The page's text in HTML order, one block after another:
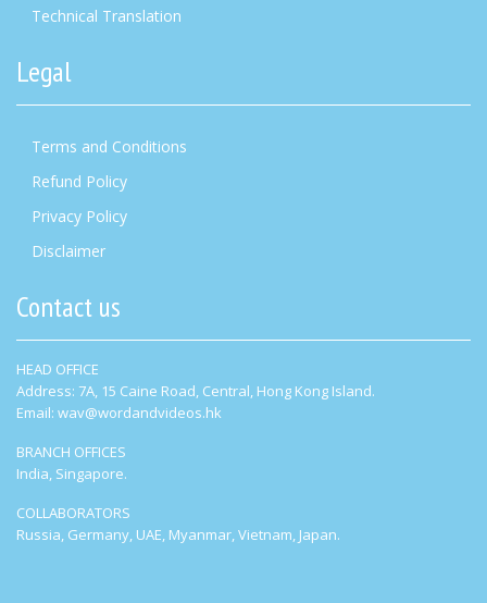
Technical Translation
Legal
Terms and Conditions
Refund Policy
Privacy Policy
Disclaimer
Contact us
HEAD OFFICE
Address: 7A, 15 Caine Road, Central, Hong Kong Island.
Email: wav@wordandvideos.hk
BRANCH OFFICES
India, Singapore.
COLLABORATORS
Russia, Germany, UAE, Myanmar, Vietnam, Japan.